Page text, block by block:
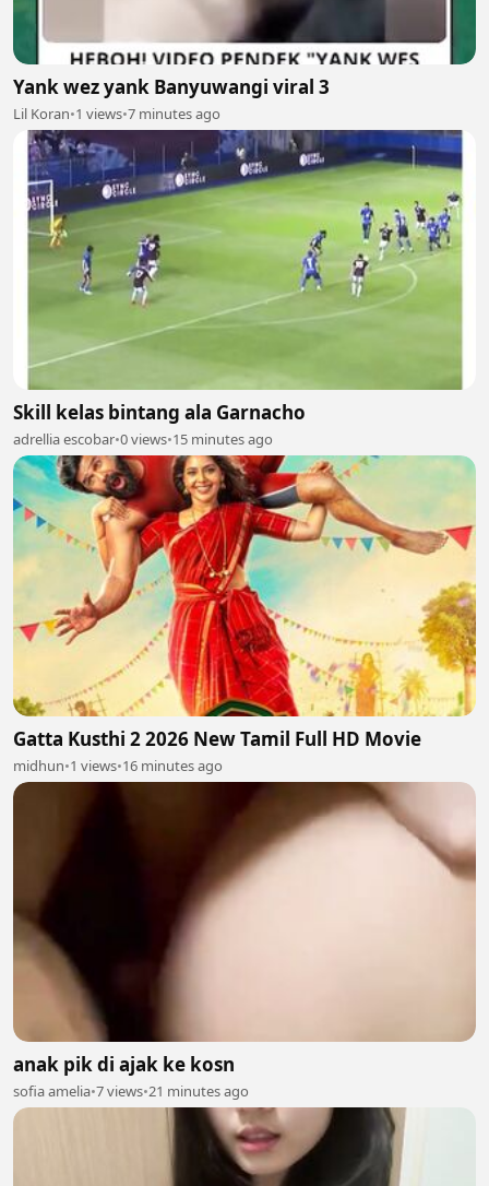
Yank wez yank Banyuwangi viral 3
Lil Koran•1 views•7 minutes ago
Skill kelas bintang ala Garnacho
adrellia escobar•0 views•15 minutes ago
Gatta Kusthi 2 2026 New Tamil Full HD Movie
midhun•1 views•16 minutes ago
anak pik di ajak ke kosn
sofia amelia•7 views•21 minutes ago